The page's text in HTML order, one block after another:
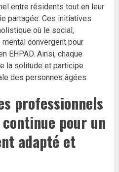
entre résidents tout en leur
partagée. Ces initiatives
où le social,
convergent pour
EHPAD. Ainsi, chaque
la solitude et participe
des personnes âgées.
professionnels
pour un
adapté et